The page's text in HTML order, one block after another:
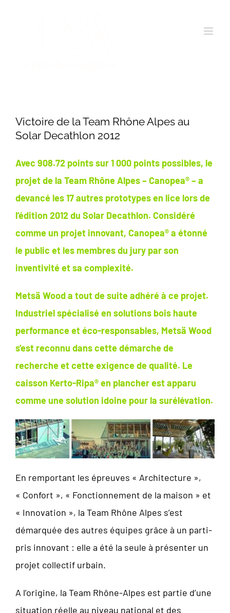
Victoire de la Team Rhône Alpes au
Solar Decathlon 2012
Avec 908.72 points sur 1 000 points possibles, le
projet de la Team Rhône Alpes – Canopea® – a
devancé les 17 autres prototypes en lice lors de
l’édition 2012 du Solar Decathlon. Considéré
comme un projet innovant, Canopea® a étonné
le public et les membres du jury par son
inventivité et sa complexité.
Metsä Wood a tout de suite adhéré à ce projet.
Industriel spécialisé en solutions bois haute
performance et éco-responsables, Metsä Wood
s’est reconnu dans cette démarche de
recherche et cette exigence de qualité. Le
caisson Kerto-Ripa® en plancher est apparu
comme une solution idoine pour la surélévation.
En remportant les épreuves « Architecture »,
« Confort », « Fonctionnement de la maison » et
« Innovation », la Team Rhône Alpes s’est
démarquée des autres équipes grâce à un parti-
pris innovant : elle a été la seule à présenter un
projet collectif urbain.
A l’origine, la Team Rhône-Alpes est partie d’une
situation réelle au niveau national et des